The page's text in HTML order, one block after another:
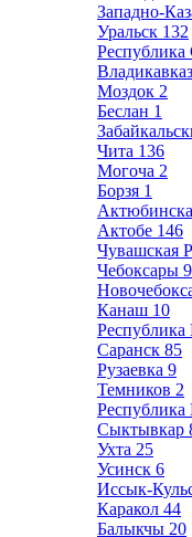
Западно-
Уральск 132
Владикавказ
Моздок 2
Беслан 1
Чита 136
Могоча 2
Борзя 1
Актобе 146
Чувашская
Чебоксары
Канаш 10
Саранск 85
Рузаевка 9
Темников 2
Сыктывкар
Ухта 25
Усинск 6
Иссык-
Каракол 44
Балыкчы 20